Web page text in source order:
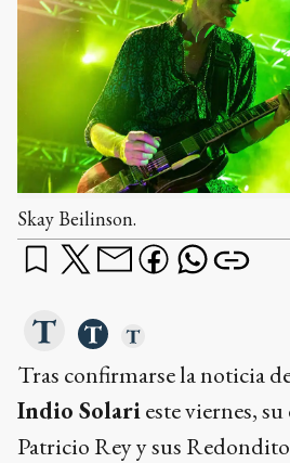
Skay Beilinson.
Tras confirmarse la noticia
Indio Solarieste viernes,
Patricio Rey y sus